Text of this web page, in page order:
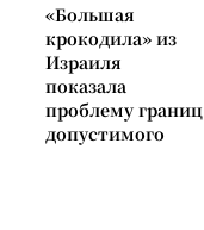
«Большая
крокодила» из
Израиля
показала
проблему границ
допустимого